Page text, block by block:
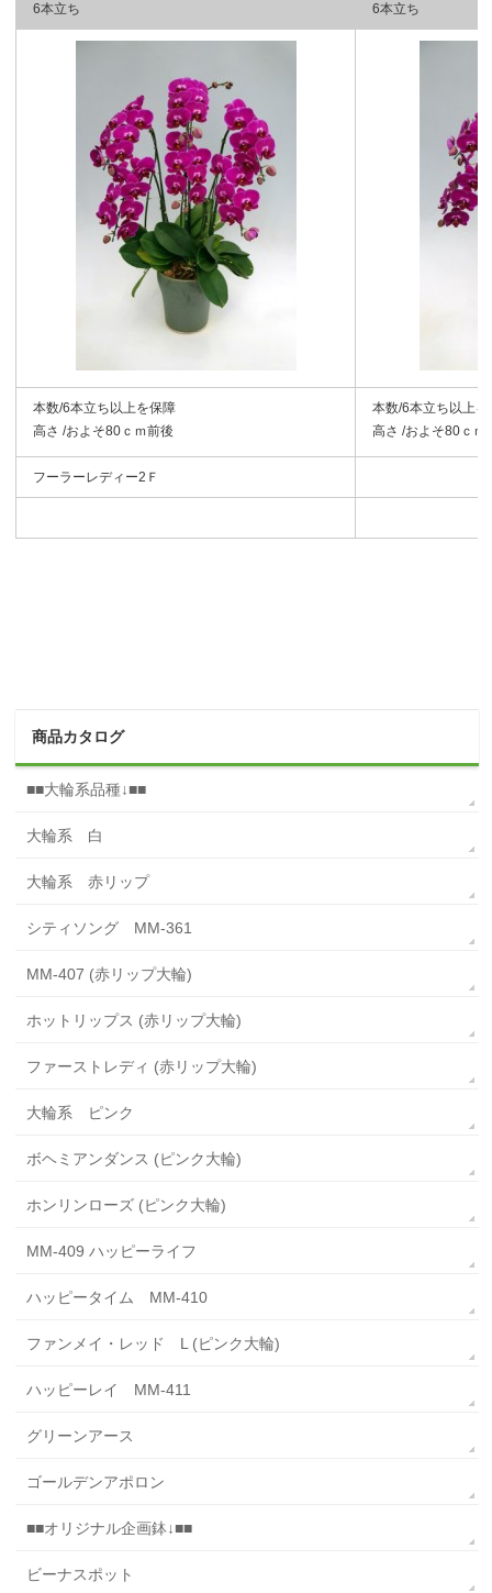
6本立ち 6本立ち
本数/6本立ち以上を保障
高さ /およそ80ｃｍ前後
本数/6本立ち以上を
高さ /およそ80ｃｍ
フーラーレディー2Ｆ
商品カタログ
■■大輪系品種↓■■
大輪系 白
大輪系 赤リップ
シティソング MM-361
MM-407 (赤リップ大輪)
ホットリップス (赤リップ大輪)
ファーストレディ (赤リップ大輪)
大輪系 ピンク
ボヘミアンダンス (ピンク大輪)
ホンリンローズ (ピンク大輪)
MM-409 ハッピーライフ
ハッピータイム MM-410
ファンメイ・レッド L (ピンク大輪)
ハッピーレイ MM-411
グリーンアース
ゴールデンアポロン
■■オリジナル企画鉢↓■■
ビーナスポット